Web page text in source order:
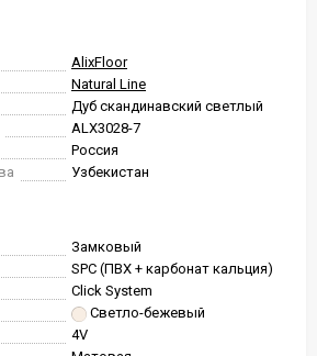
AlixFloor
Natural Line
Дуб скандинавский светлый
ALX3028-7
Россия
Узбекистан
Замковый
SPC (ПВХ + карбонат кальция)
Click System
Светло-бежевый
4V